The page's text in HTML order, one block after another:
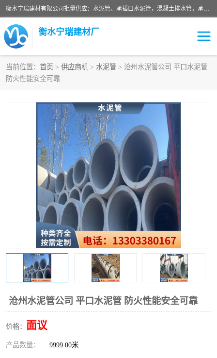
衡水宁瑞建材有限公司批量供应：水泥管、承插口水泥管，混凝土排水管，承插口水泥管，企口水泥管，钢承口水泥管，顶管，平口水泥管，水泥检查井，混凝土检查井，预制混凝土检查井，矩形检查井，圆形检查井等产品。
衡水宁瑞建材厂
当前位置： 首页 > 供应商机 > 水泥管 > 沧州水泥管公司 平口水泥管
防火性能安全可靠
沧州水泥管公司 平口水泥管 防火性能安全可靠
价格： 面议
产品数量： 9999.00米
检查井
水泥检查井 水泥管
圆形检查井 矩形检查井
混凝土检查井 预制混凝土检查井
企口水泥管 钢承口水泥管